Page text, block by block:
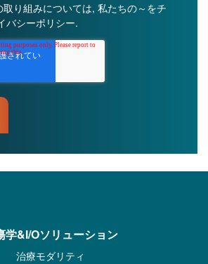
り組みについては, 私たちの～をチ
バシーポリシー.
学&I/Oソリューション
治療モダリティ